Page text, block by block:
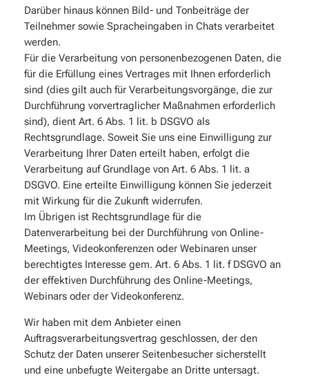
Darüber hinaus können Bild- und Tonbeiträge der
Teilnehmer sowie Spracheingaben in Chats verarbeitet
werden.
Für die Verarbeitung von personenbezogenen Daten, die
für die Erfüllung eines Vertrages mit Ihnen erforderlich
sind (dies gilt auch für Verarbeitungsvorgänge, die zur
Durchführung vorvertraglicher Maßnahmen erforderlich
sind), dient Art. 6 Abs. 1 lit. b DSGVO als
Rechtsgrundlage. Soweit Sie uns eine Einwilligung zur
Verarbeitung Ihrer Daten erteilt haben, erfolgt die
Verarbeitung auf Grundlage von Art. 6 Abs. 1 lit. a
DSGVO. Eine erteilte Einwilligung können Sie jederzeit
mit Wirkung für die Zukunft widerrufen.
Im Übrigen ist Rechtsgrundlage für die
Datenverarbeitung bei der Durchführung von Online-
Meetings, Videokonferenzen oder Webinaren unser
berechtigtes Interesse gem. Art. 6 Abs. 1 lit. f DSGVO an
der effektiven Durchführung des Online-Meetings,
Webinars oder der Videokonferenz.
Wir haben mit dem Anbieter einen
Auftragsverarbeitungsvertrag geschlossen, der den
Schutz der Daten unserer Seitenbesucher sicherstellt
und eine unbefugte Weitergabe an Dritte untersagt.